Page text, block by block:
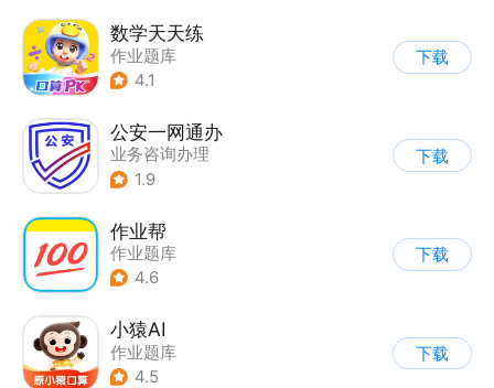
数学天天练
作业题库
4.1
下载
公安一网通办
业务咨询办理
| 政企业务
1.9
下载
作业帮
作业题库
4.6
下载
小猿AI
作业题库
4.5
下载